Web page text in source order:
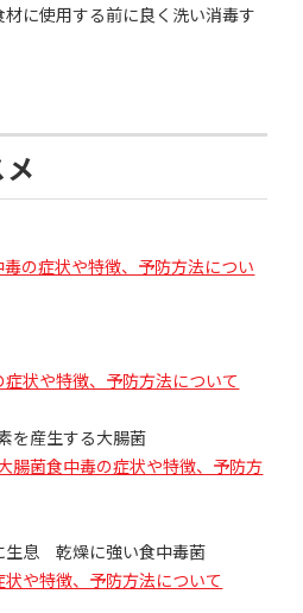
に使用する前に良く洗い消毒す
の症状や特徴、予防方法につい
状や特徴、予防方法について
を産生する大腸菌
腸菌食中毒の症状や特徴、予防方
生息 乾燥に強い食中毒菌
や特徴、予防方法について